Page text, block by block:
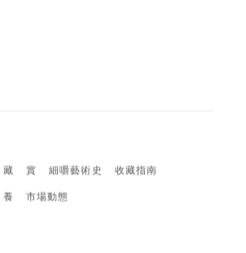
藏 賞 細嚼藝術史 收藏指南
養 市場動態